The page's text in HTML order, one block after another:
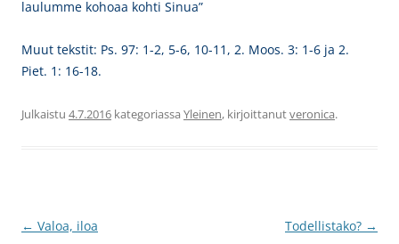
laulumme kohoaa kohti Sinua”
Muut tekstit: Ps. 97: 1-2, 5-6, 10-11, 2. Moos. 3: 1-6 ja 2.
Piet. 1: 16-18.
Julkaistu 4.7.2016 kategoriassa Yleinen, kirjoittanutveronica.
Artikkelien
← Valoa, iloa Todellistako? →